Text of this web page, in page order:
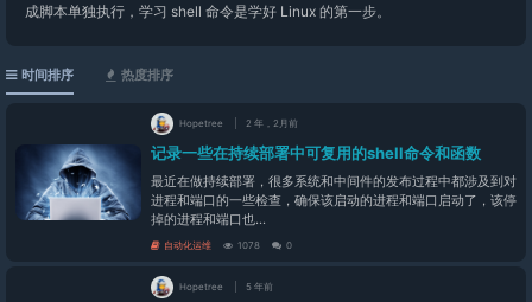
成脚本单独执行，学习 shell 命令是学好 Linux 的第一步。
时间排序 热度排序
Hopetree 2 年，2月前
记录一些在持续部署中可复用的shell命令和函数
最近在做持续部署，很多系统和中间件的发布过程中都涉及到对
进程和端口的一些检查，确保该启动的进程和端口启动了，该停
掉的进程和端口也...
自动化运维 1078 0
Hopetree 5 年前